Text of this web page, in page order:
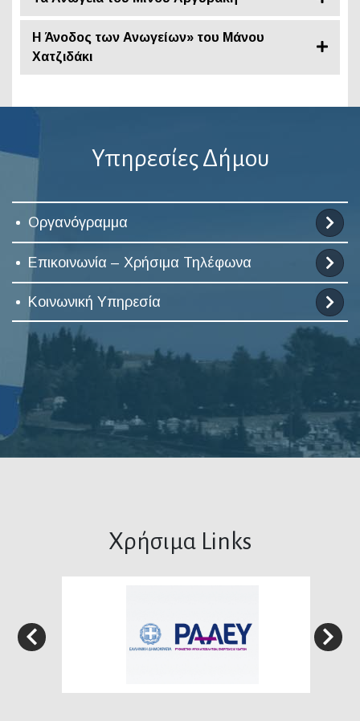
Η Άνοδος των Ανωγείων» του Μάνου
Χατζιδάκι
Υπηρεσίες Δήμου
Οργανόγραμμα
Επικοινωνία – Χρήσιμα Τηλέφωνα
Κοινωνική Υπηρεσία
Χρήσιμα Links